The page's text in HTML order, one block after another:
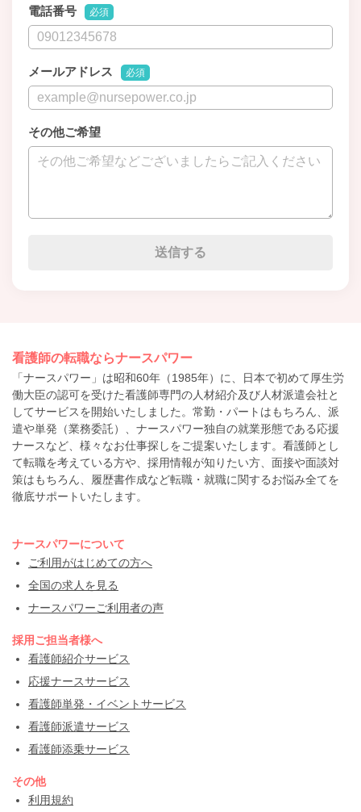
電話番号 必須
メールアドレス 必須
その他ご希望
看護師の転職ならナースパワー
「ナースパワー」は昭和60年（1985年）に、日本で初めて厚生労
働大臣の認可を受けた看護師専門の人材紹介及び人材派遣会社と
してサービスを開始いたしました。常勤・パートはもちろん、派
遣や単発（業務委託）、ナースパワー独自の就業形態である応援
ナースなど、様々なお仕事探しをご提案いたします。看護師とし
て転職を考えている方や、採用情報が知りたい方、面接や面談対
策はもちろん、履歴書作成など転職・就職に関するお悩み全てを
徹底サポートいたします。
ナースパワーについて
ご利用がはじめての方へ
全国の求人を見る
ナースパワーご利用者の声
採用ご担当者様へ
看護師紹介サービス
応援ナースサービス
看護師単発・イベントサービス
看護師派遣サービス
看護師添乗サービス
その他
利用規約